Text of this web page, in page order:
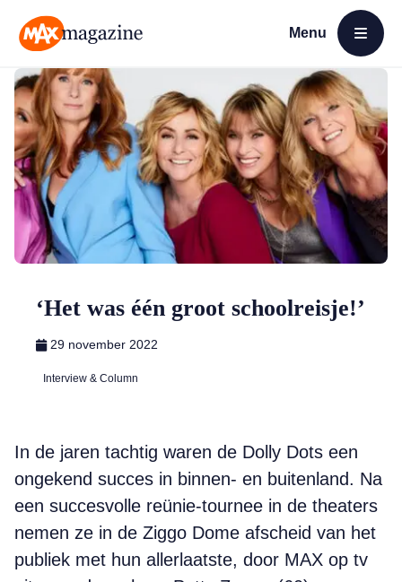
Menu
Open menu
‘Het was één groot schoolreisje!’
29 november 2022
Interview & Column
In de jaren tachtig waren de Dolly Dots een
ongekend succes in binnen- en buitenland. Na
een succesvolle reünie-tournee in de theaters
nemen ze in de Ziggo Dome afscheid van het
publiek met hun allerlaatste, door MAX op tv